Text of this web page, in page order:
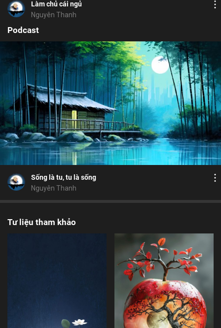
Làm chủ cái ngủ
Nguyên Thanh
Podcast
giai đoạn giới luật Định Vô Lậu ngủ
15 10
Sống là tu, tu là sống
Nguyên Thanh
Bỏ chọn
Bỏ chọn
Bỏ chọn
Bình luận
Lưu
Tư liệu tham khảo